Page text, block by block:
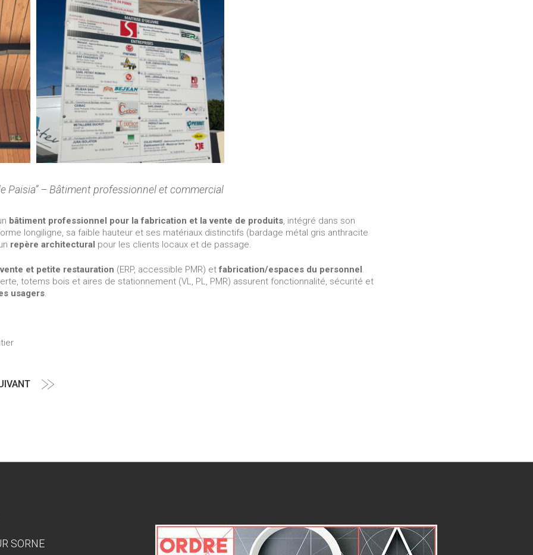
Paisia” – Bâtiment professionnel et commercial
bâtiment professionnel pour la fabrication et la vente de produits, intégré dans son
longiligne, sa faible hauteur et ses matériaux distinctifs (bardage métal gris anthracite
repère architectural pour les clients locaux et de passage.
vente et petite restauration (ERP, accessible PMR) etfabrication/espaces du personnel .
totems bois et aires de stationnement (VL, PL, PMR) assurent fonctionnalité, sécurité et
usagers.
Article
SORNE